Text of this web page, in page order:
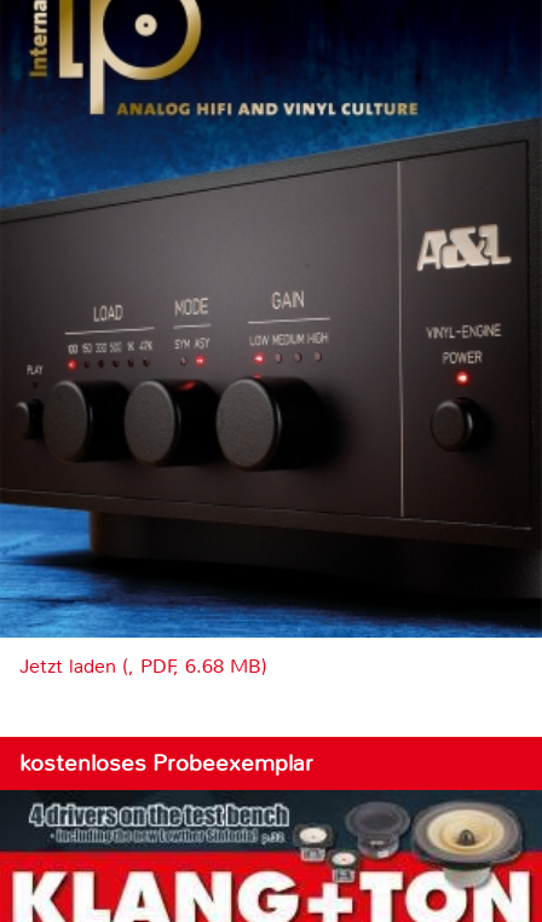
Jetzt laden (, PDF, 6.68 MB)
kostenloses Probeexemplar